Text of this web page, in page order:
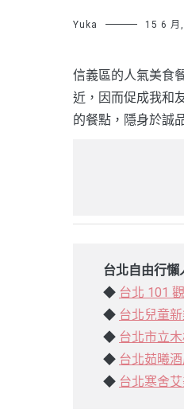
Yuka 15 6 月
信義區的人氣美食
近，因而促成我和
的餐點，隱身於誠
台北自由行懶
◆ 台北 101
◆ 台北兒童
◆ 台北市立
◆ 台北茹曦
◆ 台北寒舍